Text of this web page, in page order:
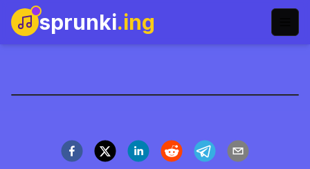
sprunki.ing
Speel Nu